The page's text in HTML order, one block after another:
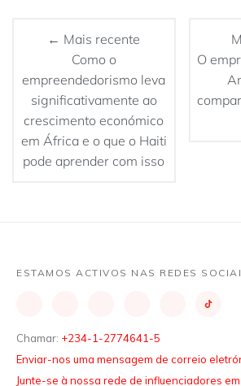
← Mais recente
Como o
empreendedorismo leva
significativamente ao
crescimento económico
em África e o que o Haiti
pode aprender com isso
O
ESTAMOS ACTIVOS NAS REDES
Chamar: +234-1-2774641-5
Enviar-nos uma mensagem de correio
Junte-se à nossa rede de influenciadores